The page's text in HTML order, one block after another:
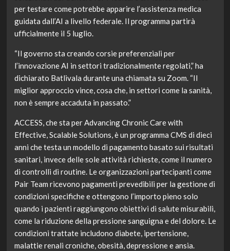
per testare come potrebbe apparire l’assistenza medica
guidata dall’AI a livello federale. Il programma partirà
ufficialmente il 5 luglio.
“Il governo sta creando corsie preferenziali per
l’innovazione AI in settori tradizionalmente regolati,” ha
dichiarato Batlivala durante una chiamata su Zoom. “Il
miglior approccio vince, cosa che, in settori come la sanità,
non è sempre accaduta in passato.”
ACCESS, che sta per Advancing Chronic Care with
Effective, Scalable Solutions, è un programma CMS di dieci
anni che testa un modello di pagamento basato sui risultati
sanitari, invece delle sole attività richieste, come il numero
di controlli di routine. Le organizzazioni partecipanti come
Pair Team ricevono pagamenti prevedibili per la gestione di
condizioni specifiche e ottengono l’importo pieno solo
quando i pazienti raggiungono obiettivi di salute misurabili,
come la riduzione della pressione sanguigna e del dolore. Le
condizioni trattate includono diabete, ipertensione,
malattie renali croniche, obesità, depressione e ansia.